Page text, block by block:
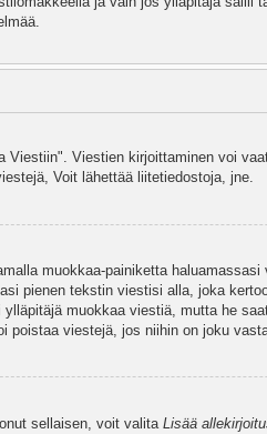
Viestien kirjoittaminen voi
Voit lähettää liitetiedostoja, jne.
muokkaa-painiketta
pienen tekstin viestisi alla, joka
muokkaa viestiä, mutta he
poistaa viestejä, jos niihin on joku
sellaisen, voit valita Lisää